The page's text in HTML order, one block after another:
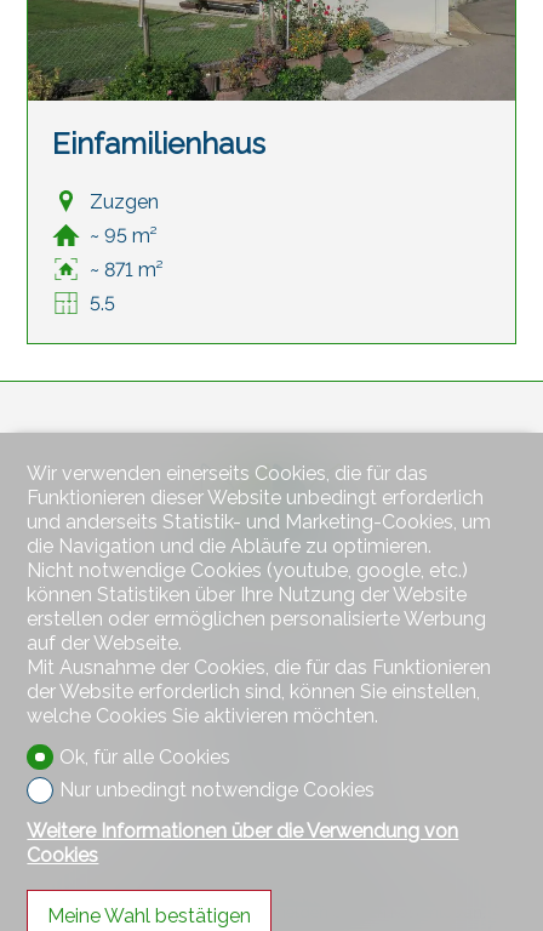
Einfamilienhaus
Zuzgen
~ 95 m²
~ 871 m²
5.5
Kontaktieren Sie uns
Wiesner Immobilien
Bahnhofstrasse 77
4313 Möhlin
Mob.+41 79 578 66 66
hw@wiesner-immobilien.ch
Verpassen Sie keine Objekte, melden Sie sich kostenlos an.
Wir verwenden einerseits Cookies, die für das
Funktionieren dieser Website unbedingt erforderlich
und anderseits Statistik- und Marketing-Cookies, um
die Navigation und die Abläufe zu optimieren.
Nicht notwendige Cookies (youtube, google, etc.)
können Statistiken über Ihre Nutzung der Website
erstellen oder ermöglichen personalisierte Werbung
auf der Webseite.
Mit Ausnahme der Cookies, die für das Funktionieren
der Website erforderlich sind, können Sie einstellen,
welche Cookies Sie aktivieren möchten.
Ok, für alle Cookies
Nur unbedingt notwendige Cookies
Weitere Informationen über die Verwendung von
Cookies
Meine Wahl bestätigen